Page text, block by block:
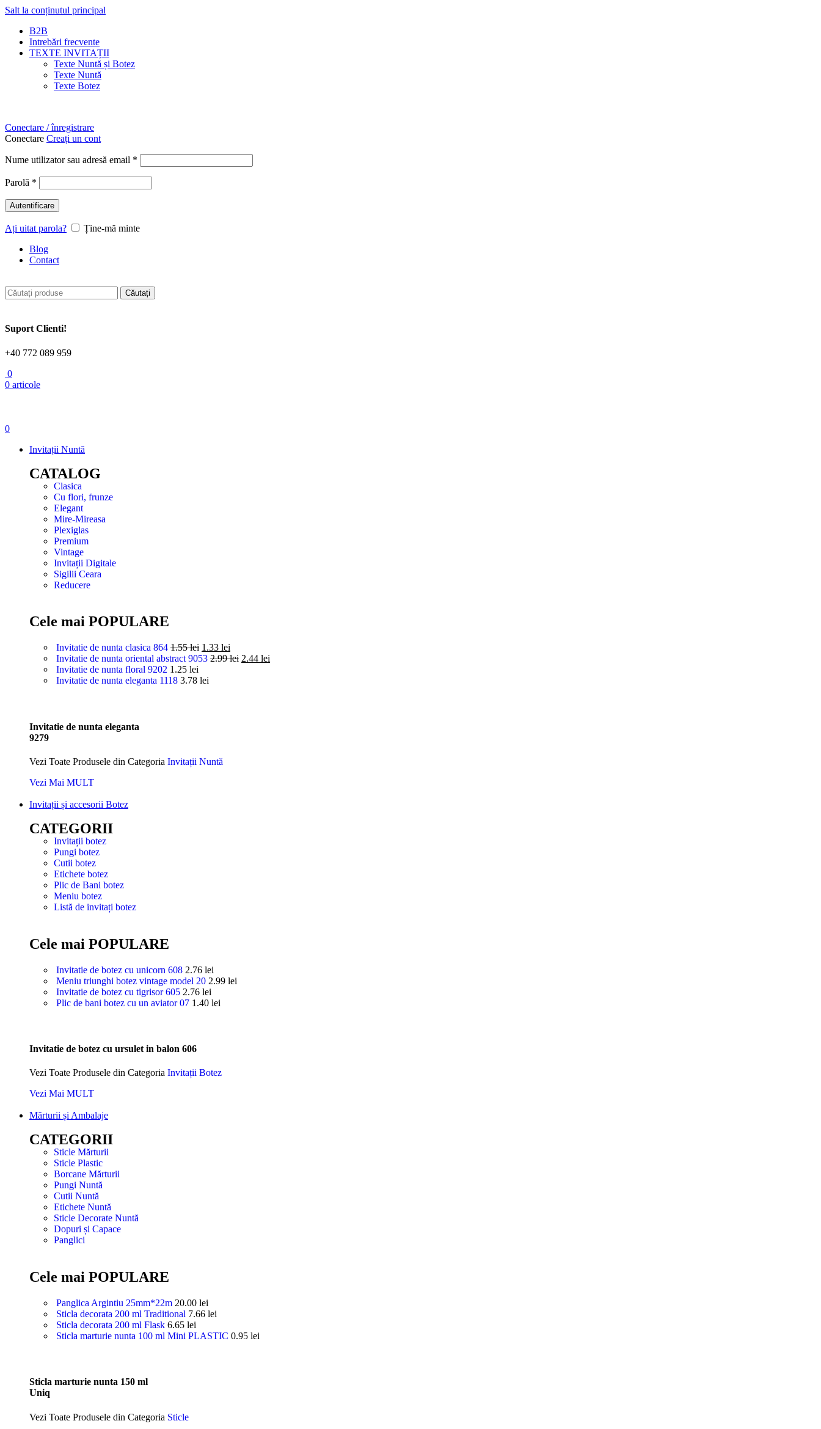
Salt la conținutul principal
B2B
Intrebări frecvente
TEXTE INVITAȚII
Texte Nuntă și Botez
Texte Nuntă
Texte Botez
Conectare / înregistrare
Conectare Creați un cont
Nume utilizator sau adresă email *
Parolă *
Autentificare
Ați uitat parola?
Ține-mă minte
Blog
Contact
Căutați
Suport Clienti!
+40 772 089 959
0
0 articole
0
Invitații Nuntă
CATALOG
Clasica
Cu flori, frunze
Elegant
Mire-Mireasa
Plexiglas
Premium
Vintage
Invitații Digitale
Sigilii Ceara
Reducere
Cele mai POPULARE
Invitatie de nunta clasica 864 1.55lei 1.33 lei
Invitatie de nunta oriental abstract 9053 2.99lei 2.44 lei
Invitatie de nunta floral 9202 1.25 lei
Invitatie de nunta eleganta 1118 3.78 lei
Invitatie de nunta eleganta
9279
Vezi Toate Produsele din Categoria Invitații Nuntă
Vezi Mai MULT
Invitații și accesorii Botez
CATEGORII
Invitații botez
Pungi botez
Cutii botez
Etichete botez
Plic de Bani botez
Meniu botez
Listă de invitați botez
Cele mai POPULARE
Invitatie de botez cu unicorn 608 2.76 lei
Meniu triunghi botez vintage model 20 2.99 lei
Invitatie de botez cu tigrisor 605 2.76 lei
Plic de bani botez cu un aviator 07 1.40 lei
Invitatie de botez cu ursulet in balon 606
Vezi Toate Produsele din Categoria Invitații Botez
Vezi Mai MULT
Mărturii și Ambalaje
CATEGORII
Sticle Mărturii
Sticle Plastic
Borcane Mărturii
Pungi Nuntă
Cutii Nuntă
Etichete Nuntă
Sticle Decorate Nuntă
Dopuri și Capace
Panglici
Cele mai POPULARE
Panglica Argintiu 25mm*22m 20.00 lei
Sticla decorata 200 ml Traditional 7.66 lei
Sticla decorata 200 ml Flask 6.65 lei
Sticla marturie nunta 100 ml Mini PLASTIC 0.95 lei
Sticla marturie nunta 150 ml
Uniq
Vezi Toate Produsele din Categoria Sticle